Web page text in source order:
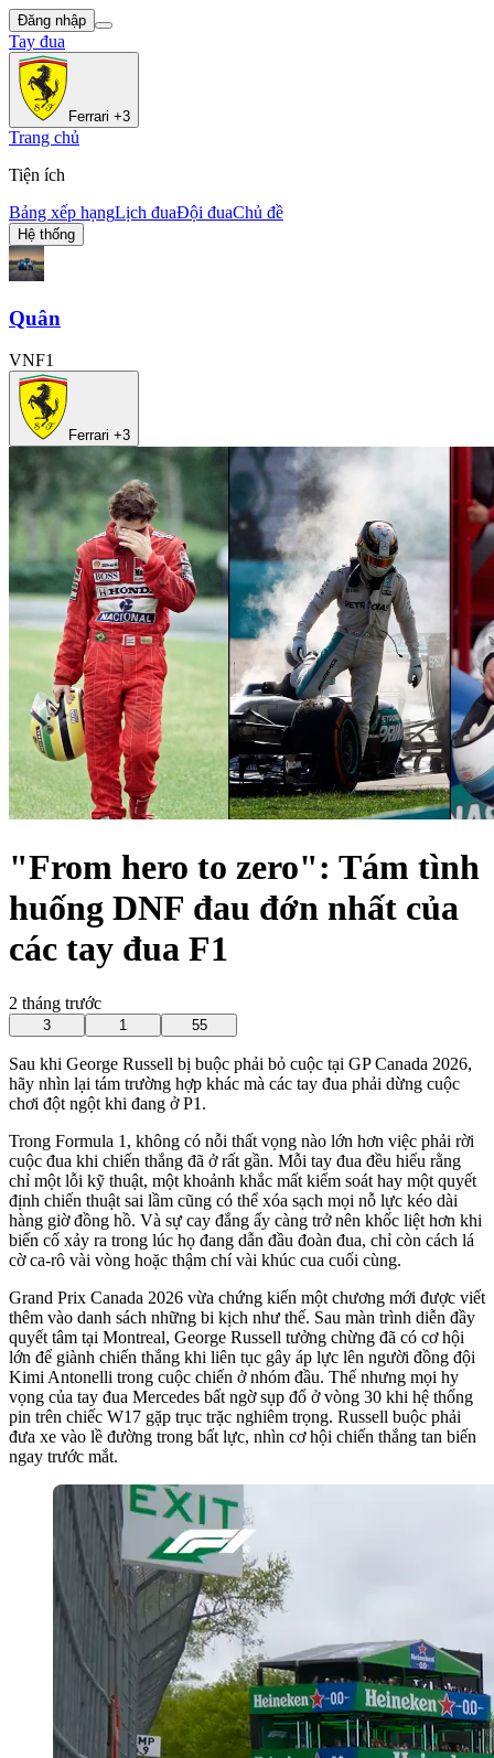
Đăng nhập
Tay đua
Ferrari +3
Trang chủ
Tiện ích
Bảng xếp hạngLịch đuaĐội đuaChủ đề
Hệ thống
Quân
VNF1
Ferrari +3
"From hero to zero": Tám tình
huống DNF đau đớn nhất của
các tay đua F1
2 tháng trước
3 1 55
Sau khi George Russell bị buộc phải bỏ cuộc tại GP Canada 2026,
hãy nhìn lại tám trường hợp khác mà các tay đua phải dừng cuộc
chơi đột ngột khi đang ở P1.
Trong Formula 1, không có nỗi thất vọng nào lớn hơn việc phải rời
cuộc đua khi chiến thắng đã ở rất gần. Mỗi tay đua đều hiểu rằng
chỉ một lỗi kỹ thuật, một khoảnh khắc mất kiểm soát hay một quyết
định chiến thuật sai lầm cũng có thể xóa sạch mọi nỗ lực kéo dài
hàng giờ đồng hồ. Và sự cay đắng ấy càng trở nên khốc liệt hơn khi
biến cố xảy ra trong lúc họ đang dẫn đầu đoàn đua, chỉ còn cách lá
cờ ca-rô vài vòng hoặc thậm chí vài khúc cua cuối cùng.
Grand Prix Canada 2026 vừa chứng kiến một chương mới được viết
thêm vào danh sách những bi kịch như thế. Sau màn trình diễn đầy
quyết tâm tại Montreal, George Russell tưởng chừng đã có cơ hội
lớn để giành chiến thắng khi liên tục gây áp lực lên người đồng đội
Kimi Antonelli trong cuộc chiến ở nhóm đầu. Thế nhưng mọi hy
vọng của tay đua Mercedes bất ngờ sụp đổ ở vòng 30 khi hệ thống
pin trên chiếc W17 gặp trục trặc nghiêm trọng. Russell buộc phải
đưa xe vào lề đường trong bất lực, nhìn cơ hội chiến thắng tan biến
ngay trước mắt.